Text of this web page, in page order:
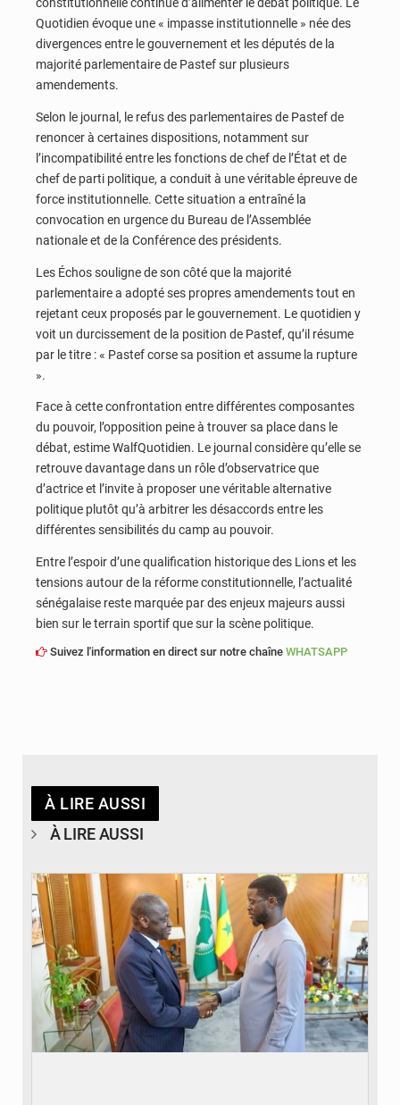
constitutionnelle continue d’alimenter le débat politique. Le
Quotidien évoque une « impasse institutionnelle » née des
divergences entre le gouvernement et les députés de la
majorité parlementaire de Pastef sur plusieurs
amendements.
Selon le journal, le refus des parlementaires de Pastef de
renoncer à certaines dispositions, notamment sur
l’incompatibilité entre les fonctions de chef de l’État et de
chef de parti politique, a conduit à une véritable épreuve de
force institutionnelle. Cette situation a entraîné la
convocation en urgence du Bureau de l’Assemblée
nationale et de la Conférence des présidents.
Les Échos souligne de son côté que la majorité
parlementaire a adopté ses propres amendements tout en
rejetant ceux proposés par le gouvernement. Le quotidien y
voit un durcissement de la position de Pastef, qu’il résume
par le titre : « Pastef corse sa position et assume la rupture
».
Face à cette confrontation entre différentes composantes
du pouvoir, l’opposition peine à trouver sa place dans le
débat, estime WalfQuotidien. Le journal considère qu’elle se
retrouve davantage dans un rôle d’observatrice que
d’actrice et l’invite à proposer une véritable alternative
politique plutôt qu’à arbitrer les désaccords entre les
différentes sensibilités du camp au pouvoir.
Entre l’espoir d’une qualification historique des Lions et les
tensions autour de la réforme constitutionnelle, l’actualité
sénégalaise reste marquée par des enjeux majeurs aussi
bien sur le terrain sportif que sur la scène politique.
Suivez l'information en direct sur notre chaîne WHATSAPP
À LIRE AUSSI
À LIRE AUSSI